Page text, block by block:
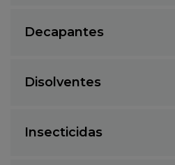
Decapantes
Disolventes
Insecticidas